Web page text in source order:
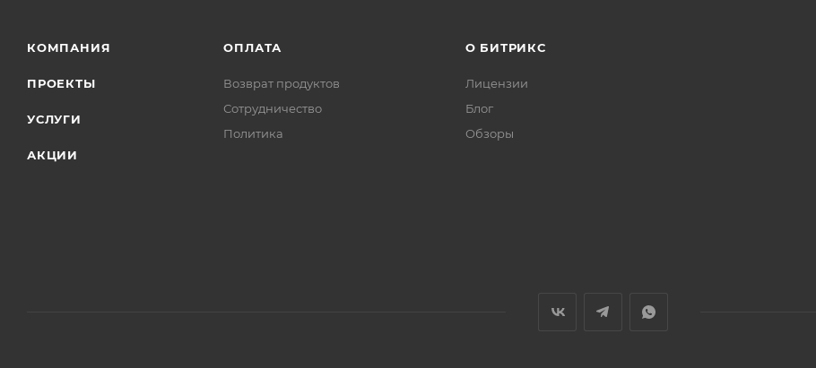
КОМПАНИЯ
ПРОЕКТЫ
УСЛУГИ
АКЦИИ
ОПЛАТА
Возврат продуктов
Сотрудничество
Политика
О БИТРИКС
Лицензии
Блог
Обзоры